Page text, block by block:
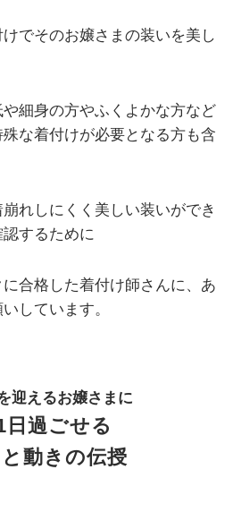
でそのお嬢さまの装いを美し
細身の方やふくよかな方など
な着付けが必要となる方も含
れしにくく美しい装いができ
するために
合格した着付け師さんに、あ
しています。
迎えるお嬢さまに
日過ごせる
動きの伝授